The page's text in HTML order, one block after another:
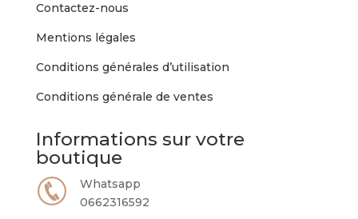
Contactez-nous
Mentions légales
Conditions générales d’utilisation
Conditions générale de ventes
Informations sur votre
boutique
Whatsapp
0662316592